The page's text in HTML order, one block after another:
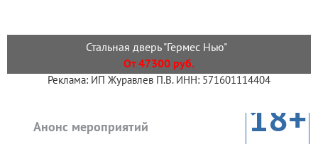
Стальная дверь "Гермес Нью"
От 47300 руб.
Реклама: ИП Журавлев П.В. ИНН: 571601114404
Анонс мероприятий 18+